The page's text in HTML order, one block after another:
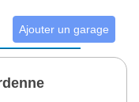
Ajouter un garage